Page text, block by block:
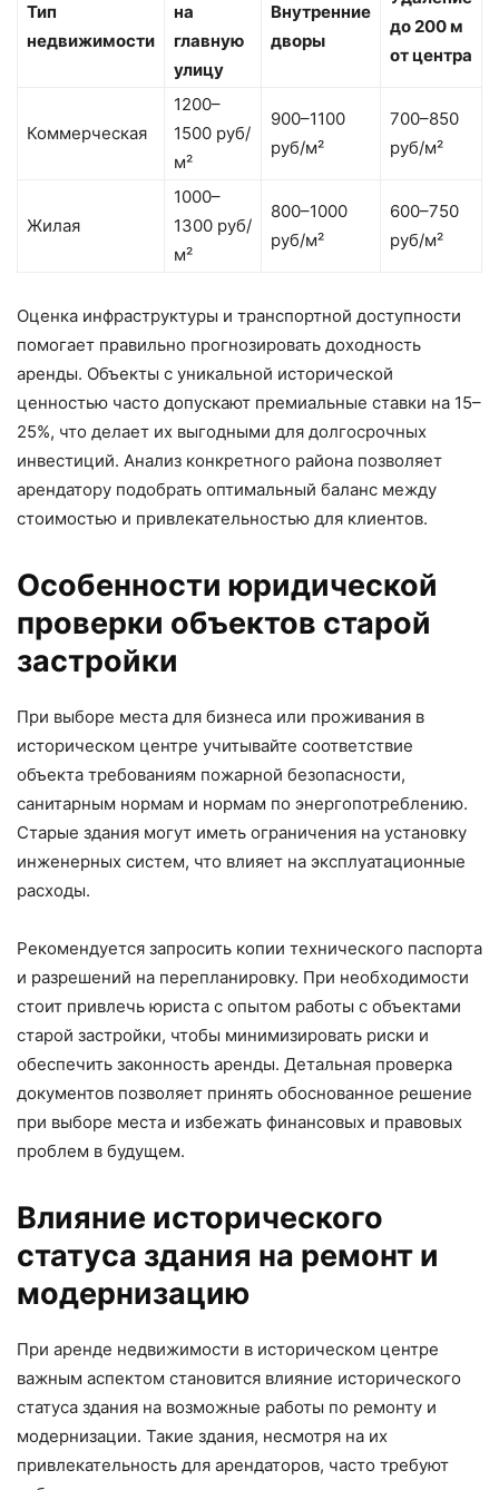
Тип
недвижимости
на
главную
улицу
Внутренние
дворы
до 200 м
от центра
Коммерческая
1200–
1500 руб/
м²
900–1100
руб/м²
700–850
руб/м²
Жилая
1000–
1300 руб/
м²
800–1000
руб/м²
600–750
руб/м²
Оценка инфраструктуры и транспортной доступности
помогает правильно прогнозировать доходность
аренды. Объекты с уникальной исторической
ценностью часто допускают премиальные ставки на 15–
25%, что делает их выгодными для долгосрочных
инвестиций. Анализ конкретного района позволяет
арендатору подобрать оптимальный баланс между
стоимостью и привлекательностью для клиентов.
Особенности юридической
проверки объектов старой
застройки
При выборе места для бизнеса или проживания в
историческом центре учитывайте соответствие
объекта требованиям пожарной безопасности,
санитарным нормам и нормам по энергопотреблению.
Старые здания могут иметь ограничения на установку
инженерных систем, что влияет на эксплуатационные
расходы.
Рекомендуется запросить копии технического паспорта
и разрешений на перепланировку. При необходимости
стоит привлечь юриста с опытом работы с объектами
старой застройки, чтобы минимизировать риски и
обеспечить законность аренды. Детальная проверка
документов позволяет принять обоснованное решение
при выборе места и избежать финансовых и правовых
проблем в будущем.
Влияние исторического
статуса здания на ремонт и
модернизацию
При аренде недвижимости в историческом центре
важным аспектом становится влияние исторического
статуса здания на возможные работы по ремонту и
модернизации. Такие здания, несмотря на их
привлекательность для арендаторов, часто требуют